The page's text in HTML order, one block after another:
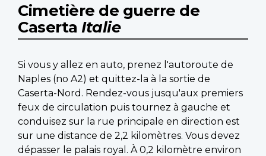
Cimetière de guerre de
Caserta Italie
Si vous y allez en auto, prenez l'autoroute de
Naples (no A2) et quittez-la à la sortie de
Caserta-Nord. Rendez-vous jusqu'aux premiers
feux de circulation puis tournez à gauche et
conduisez sur la rue principale en direction est
sur une distance de 2,2 kilomètres. Vous devez
dépasser le palais royal. À 0,2 kilomètre environ